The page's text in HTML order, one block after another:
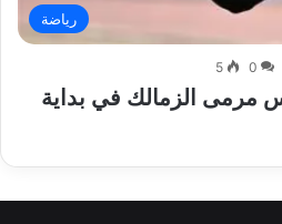
رياضة
0
5
مرمى الزمالك في بداية